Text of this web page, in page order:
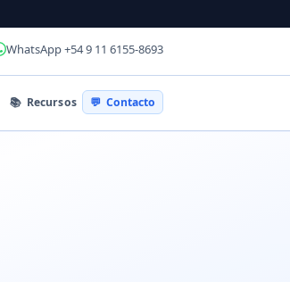
WhatsApp +54 9 11 6155-8693
📚 Recursos 💬 Contacto